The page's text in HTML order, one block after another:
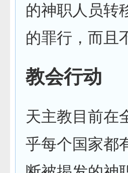
的神职人员转
的罪行，而且
教会行动
天主教目前在
乎每个国家都